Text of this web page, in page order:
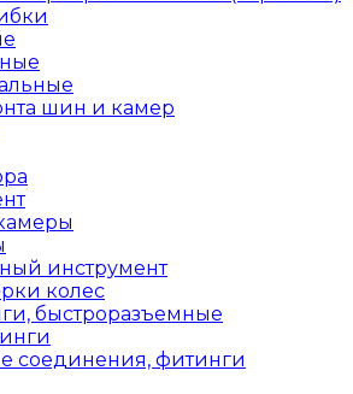
шин и камер
инструмент
колес
быстроразъемные
соединения, фитинги